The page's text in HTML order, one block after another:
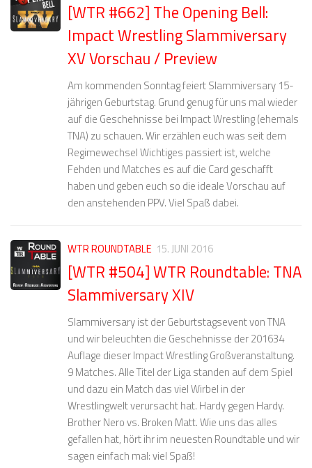
[WTR #662] The Opening Bell:
Impact Wrestling Slammiversary
XV Vorschau / Preview
Am kommenden Sonntag feiert Slammiversary 15-
jährigen Geburtstag. Grund genug für uns mal wieder
auf die Geschehnisse bei Impact Wrestling (ehemals
TNA) zu schauen. Wir erzählen euch was seit dem
Regimewechsel Wichtiges passiert ist, welche
Fehden und Matches es auf die Card geschafft
haben und geben euch so die ideale Vorschau auf
den anstehenden PPV. Viel Spaß dabei.
WTR ROUNDTABLE 15. JUNI 2016
[WTR #504] WTR Roundtable: TNA
Slammiversary XIV
Slammiversary ist der Geburtstagsevent von TNA
und wir beleuchten die Geschehnisse der 201634
Auflage dieser Impact Wrestling Großveranstaltung.
9 Matches. Alle Titel der Liga standen auf dem Spiel
und dazu ein Match das viel Wirbel in der
Wrestlingwelt verursacht hat. Hardy gegen Hardy.
Brother Nero vs. Broken Matt. Wie uns das alles
gefallen hat, hört ihr im neuesten Roundtable und wir
sagen einfach mal: viel Spaß!